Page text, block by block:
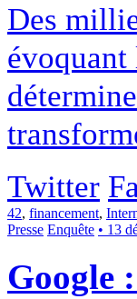
Des
Twitter
42, financement,
Presse Enquête • 13
Google